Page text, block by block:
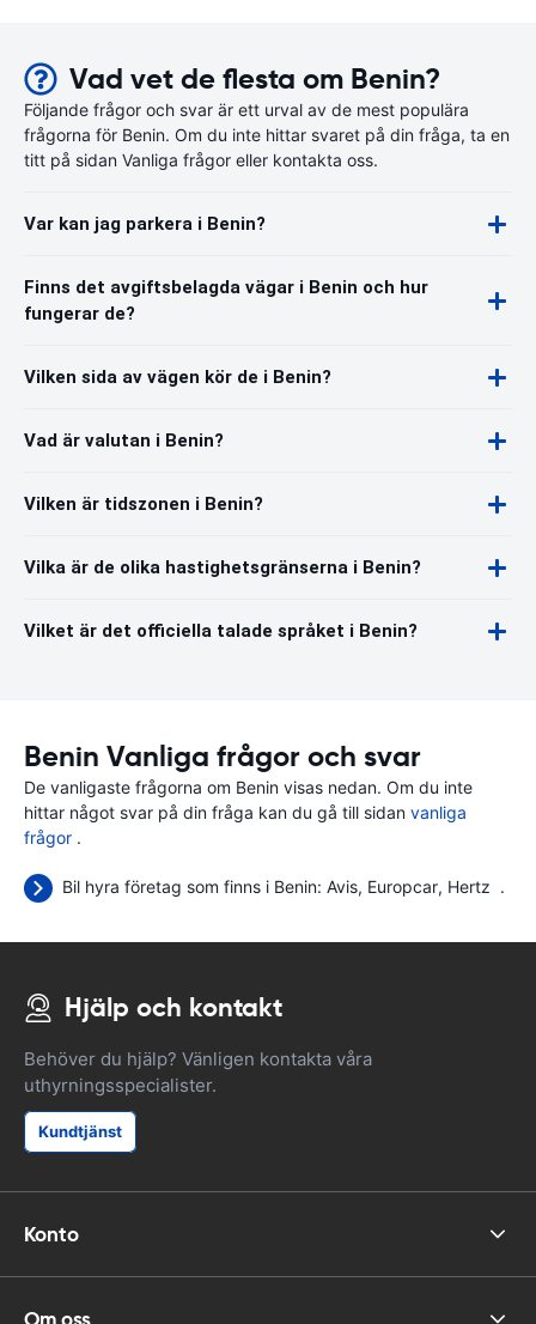
Vad vet de flesta om Benin?
Följande frågor och svar är ett urval av de mest populära
frågorna för Benin. Om du inte hittar svaret på din fråga, ta en
titt på sidan Vanliga frågor eller kontakta oss.
Var kan jag parkera i Benin?
Finns det avgiftsbelagda vägar i Benin och hur
fungerar de?
Vilken sida av vägen kör de i Benin?
Vad är valutan i Benin?
Vilken är tidszonen i Benin?
Vilka är de olika hastighetsgränserna i Benin?
Vilket är det officiella talade språket i Benin?
Benin Vanliga frågor och svar
De vanligaste frågorna om Benin visas nedan. Om du inte
hittar något svar på din fråga kan du gå till sidan vanliga
frågor .
Bil hyra företag som finns i Benin: Avis Europcar Hertz .
Hjälp och kontakt
Behöver du hjälp? Vänligen kontakta våra
uthyrningsspecialister.
Kundtjänst
Konto
Om oss